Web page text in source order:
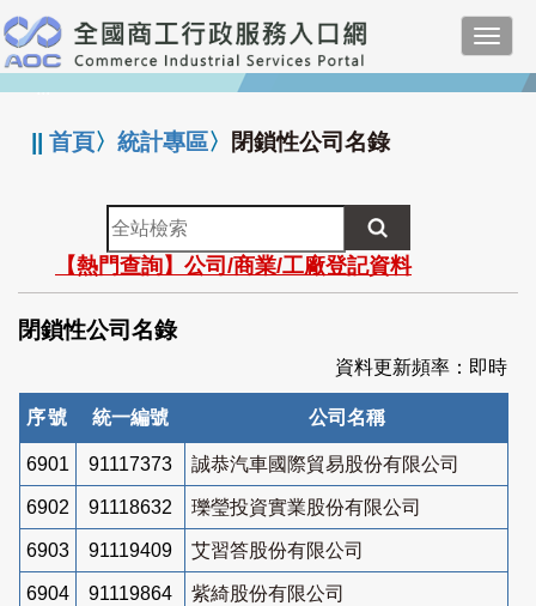
跳
到
主
要
:::
||首頁〉統計專區〉 閉鎖性公司名錄
全
站
檢
索
【熱門查詢】公司/商業/工廠登記資料
閉鎖性公司名錄
資料更新頻率：即時
序號 統一編號 公司名稱
6901 91117373 誠恭汽車國際貿易股份有限公司
6902 91118632 瓅瑩投資實業股份有限公司
6903 91119409 艾習答股份有限公司
6904 91119864 紫綺股份有限公司